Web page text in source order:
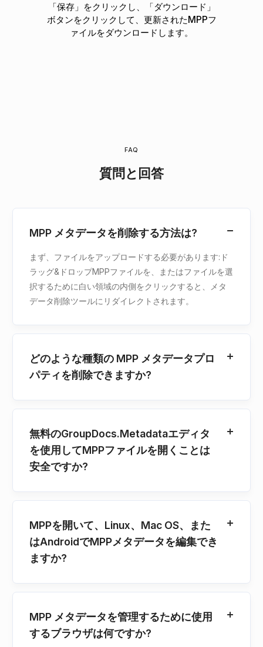
「保存」をクリックし、「ダウンロード」
ボタンをクリックして、更新されたMPPフ
ァイルをダウンロードします。
FAQ
質問と回答
MPP メタデータを削除する方法は?
まず、ファイルをアップロードする必要があります:ド
ラッグ&ドロップMPPファイルを、またはファイルを選
択するために白い領域の内側をクリックすると、メタ
データ削除ツールにリダイレクトされます。
どのような種類の MPP メタデータプロ
パティを削除できますか?
無料のGroupDocs.Metadataエディタ
を使用してMPPファイルを開くことは
安全ですか?
MPPを開いて、Linux、Mac OS、また
はAndroidでMPPメタデータを編集でき
ますか?
MPP メタデータを管理するために使用
するブラウザは何ですか?